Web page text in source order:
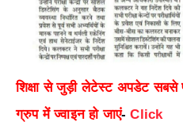
शिक्षा से जुड़ी लेटेस्ट अपडेट सबसे
ग्रुप में ज्वाइन हो जाएं-Click